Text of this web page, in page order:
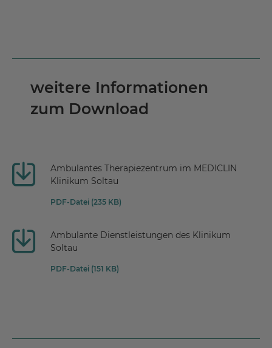
weitere Informationen
zum Download
Ambulantes Therapiezentrum im MEDICLIN
Klinikum Soltau
PDF-Datei (235 KB)
Ambulante Dienstleistungen des Klinikum
Soltau
PDF-Datei (151 KB)